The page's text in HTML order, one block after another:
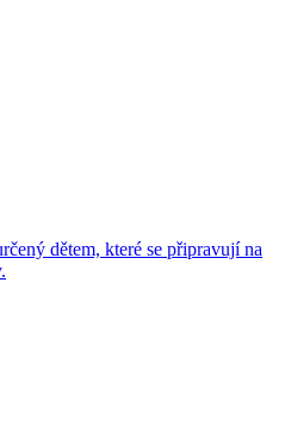
dětem, které se připravují na